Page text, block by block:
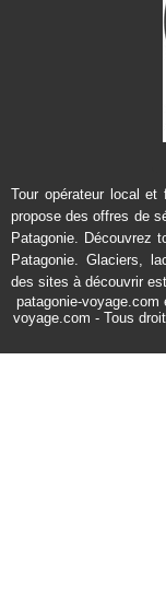
Tour opérateur local et
propose des offres de
Patagonie. Découvrez
Patagonie. Glaciers,
des sites à découvrir
patagonie-voyage.com
voyage.com - Tous